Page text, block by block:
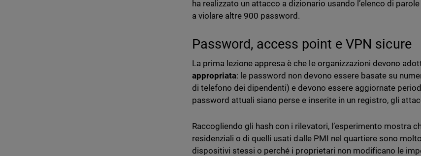
ha realizzato un attacco a dizionario usando l’elenco di
a violare altre 900 password.
Password, access point e VPN sicure
La prima lezione appresa è che le organizzazioni devono
appropriata: le password non devono essere basate su
di telefono dei dipendenti) e devono essere aggiornate
password attuali siano perse e inserite in un registro, gli
Raccogliendo gli hash con i rilevatori, l’esperimento mostra
residenziali o di quelli usati dalle PMI nel quartiere sono
dispositivi stessi o perché i proprietari non modificano le